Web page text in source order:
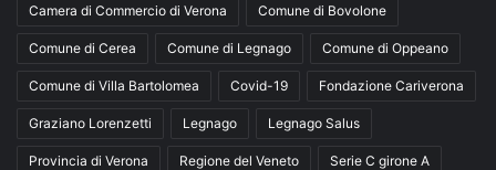
Camera di Commercio di Verona Comune di Bovolone
Comune di Cerea Comune di Legnago Comune di Oppeano
Comune di Villa Bartolomea Covid-19 Fondazione Cariverona
Graziano Lorenzetti Legnago Legnago Salus
Provincia di Verona Regione del Veneto Serie C girone A